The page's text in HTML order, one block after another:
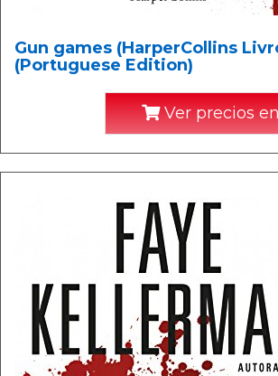
Gun games (HarperCollins
(Portuguese Edition)
Ver precios